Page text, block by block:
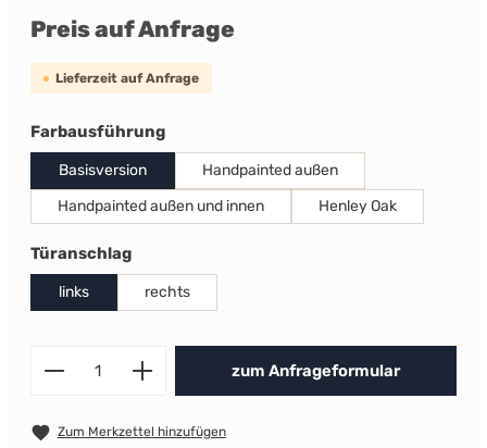
Preis auf Anfrage
Lieferzeit auf Anfrage
Farbausführungauswählen
Basisversion
Handpainted außen
Handpainted außen und innen
Henley Oak
Türanschlagauswählen
links rechts
Produkt Anzahl: Gib den
zum Anfrageformular
Zum Merkzettel hinzufügen